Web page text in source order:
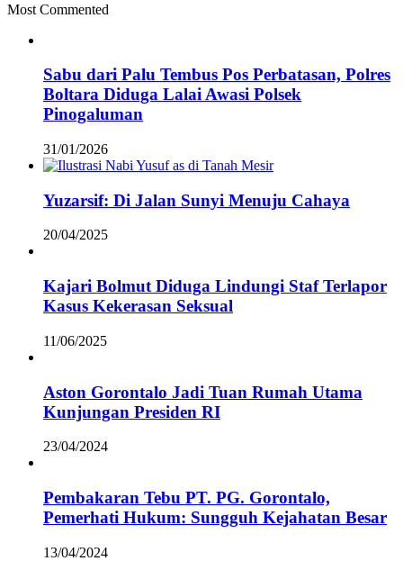
Most Commented
Sabu dari Palu Tembus Pos Perbatasan, Polres
Boltara Diduga Lalai Awasi Polsek
Pinogaluman
31/01/2026
Yuzarsif: Di Jalan Sunyi Menuju Cahaya
20/04/2025
Kajari Bolmut Diduga Lindungi Staf Terlapor
Kasus Kekerasan Seksual
11/06/2025
Aston Gorontalo Jadi Tuan Rumah Utama
Kunjungan Presiden RI
23/04/2024
Pembakaran Tebu PT. PG. Gorontalo,
Pemerhati Hukum: Sungguh Kejahatan Besar
13/04/2024